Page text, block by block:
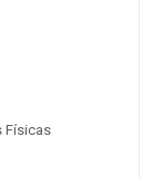
Físicas